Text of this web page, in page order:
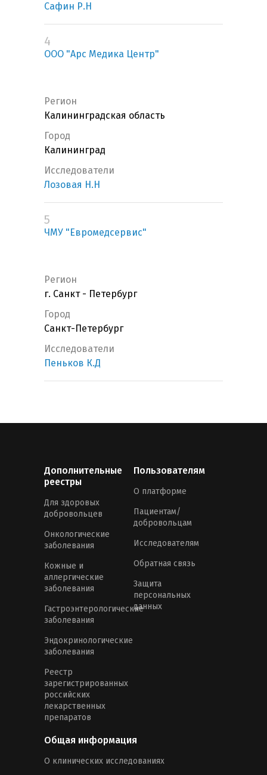
Сафин Р.Н
4
ООО "Арс Медика Центр"
Регион
Калининградская область
Город
Калининград
Исследователи
Лозовая Н.Н
5
ЧМУ "Евромедсервис"
Регион
г. Санкт - Петербург
Город
Санкт-Петербург
Исследователи
Пеньков К.Д
Дополнительные
реестры
Для здоровых
добровольцев
Онкологические
заболевания
Кожные и
аллергические
заболевания
Гастроэнтерологические
заболевания
Эндокринологические
заболевания
Реестр
зарегистрированных
российских
лекарственных
препаратов
Пользователям
О платформе
Пациентам/
добровольцам
Исследователям
Обратная связь
Защита
персональных
данных
Общая информация
О клинических исследованиях